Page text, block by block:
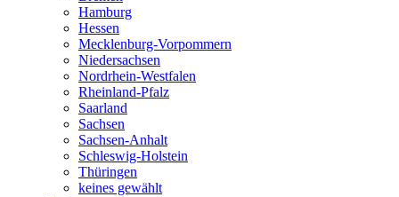
Hamburg
Hessen
Mecklenburg-Vorpommern
Niedersachsen
Nordrhein-Westfalen
Rheinland-Pfalz
Saarland
Sachsen
Sachsen-Anhalt
Schleswig-Holstein
Thüringen
keines gewählt